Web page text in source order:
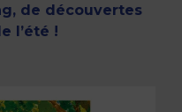
de découvertes
l’été !